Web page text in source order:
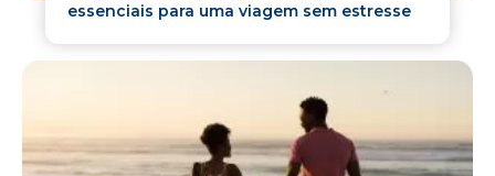
essenciais para uma viagem sem estresse